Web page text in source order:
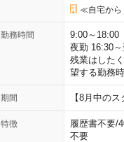
≪自宅から
勤務時間
9:00～18:00
夜勤 16:30
残業はした
望する勤務
期間 【8月中の
特徴 履歴書不要/
不要